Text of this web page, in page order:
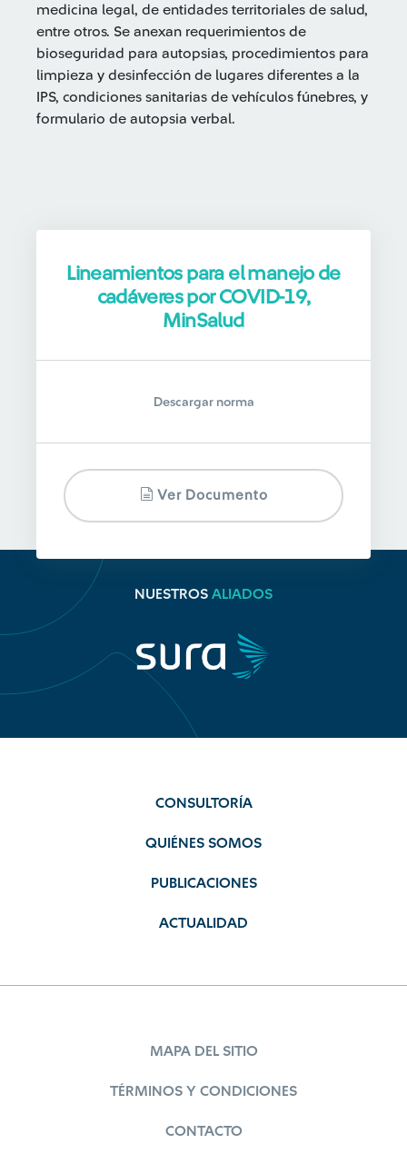
medicina legal, de entidades territoriales de salud,
entre otros. Se anexan requerimientos de
bioseguridad para autopsias, procedimientos para
limpieza y desinfección de lugares diferentes a la
IPS, condiciones sanitarias de vehículos fúnebres, y
formulario de autopsia verbal.
Lineamientos para el manejo de
cadáveres por COVID-19,
MinSalud
Descargar norma
Ver Documento
NUESTROS ALIADOS
CONSULTORÍA
QUIÉNES SOMOS
PUBLICACIONES
ACTUALIDAD
MAPA DEL SITIO
TÉRMINOS Y CONDICIONES
CONTACTO